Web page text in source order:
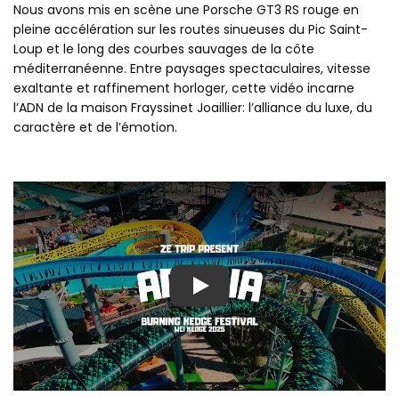
Nous avons mis en scène une Porsche GT3 RS rouge en
pleine accélération sur les routes sinueuses du Pic Saint-
Loup et le long des courbes sauvages de la côte
méditerranéenne. Entre paysages spectaculaires, vitesse
exaltante et raffinement horloger, cette vidéo incarne
l’ADN de la maison Frayssinet Joaillier: l’alliance du luxe, du
caractère et de l’émotion.
Play